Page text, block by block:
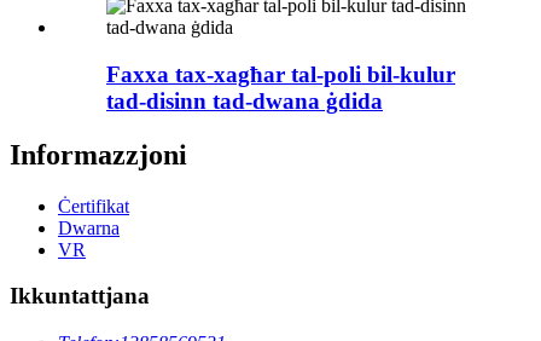
Faxxa tax-xagħar tal-poli bil-kulur
tad-disinn tad-dwana ġdida
Informazzjoni
Ċertifikat
Dwarna
VR
Ikkuntattjana